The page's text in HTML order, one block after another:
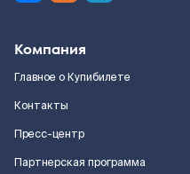
Компания
Главное о Купибилете
Контакты
Пресс-центр
Партнерская программа